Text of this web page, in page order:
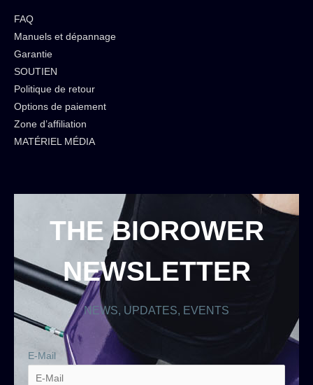
FAQ
Manuels et dépannage
Garantie
SOUTIEN
Politique de retour
Options de paiement
Zone d’affiliation
MATÉRIEL MÉDIA
THE BIOROWER
NEWSLETTER
NEWS, UPDATES, EVENTS
E-Mail